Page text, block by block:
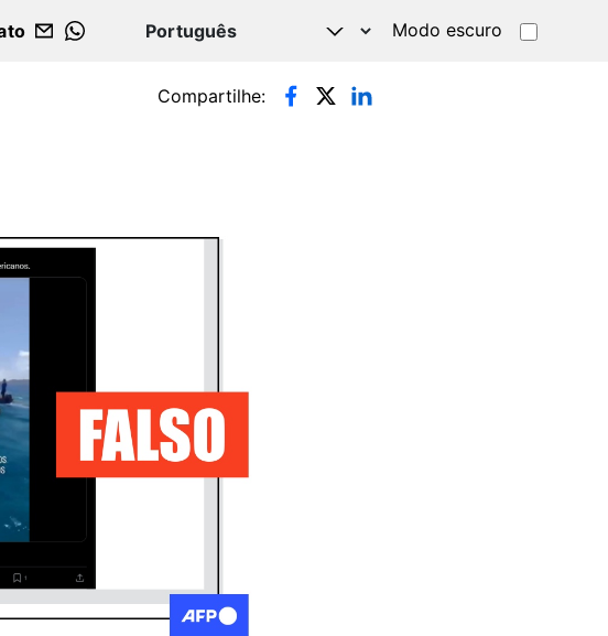
WHATSAPP
Modo escuro
Compartilhe: